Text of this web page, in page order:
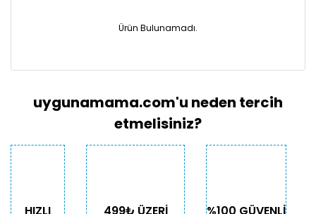
Ürün Bulunamadı.
uygunamama.com'u neden tercih
etmelisiniz?
HIZLI
499₺ ÜZERİ
%100 GÜVENLİ